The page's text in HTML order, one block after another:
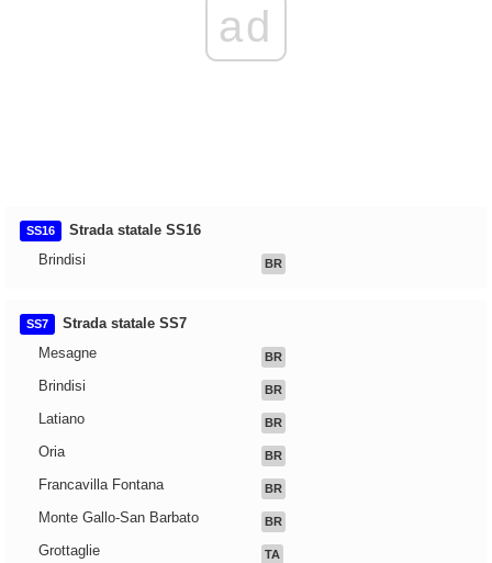
ad
SS16
Strada statale SS16
Brindisi
BR
SS7
Strada statale SS7
Mesagne
BR
Brindisi BR
Latiano BR
Oria BR
Francavilla Fontana BR
Monte Gallo-San Barbato BR
Grottaglie TA